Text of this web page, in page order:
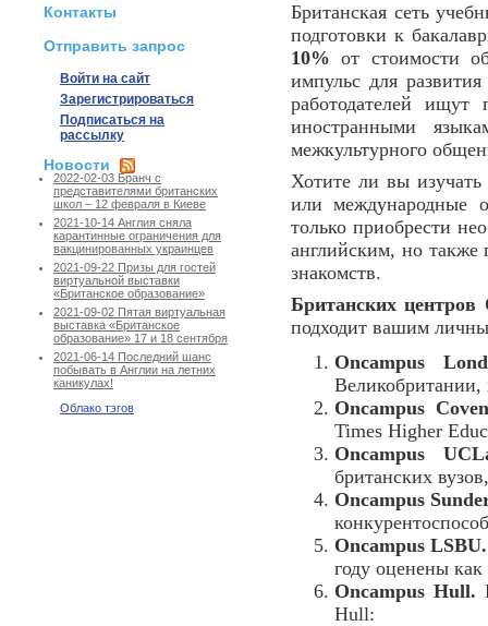
Контакты
Отправить запрос
Войти на сайт
Зарегистрироваться
Подписаться на
рассылку
Новости
2022-02-03 Бранч с
представителями британских
школ – 12 февраля в Киеве
2021-10-14 Англия сняла
карантинные ограничения для
вакцинированных украинцев
2021-09-22 Призы для гостей
виртуальной выставки
«Британское образование»
2021-09-02 Пятая виртуальная
выставка «Британское
образование» 17 и 18 сентября
2021-06-14 Последний шанс
побывать в Англии на летних
каникулах!
Облако тэгов
Британская сеть
подготовки к
10% от стоимости
импульс для
работодателей ищут
иностранными
межкультурного
Хотите ли вы
или международные
только приобрести
английским, но также
знакомств.
Британских центров
подходит вашим
Oncampus
Великобритании,
Oncampus
Times Higher
Oncampus
британских
Oncampus
Oncampus LSBU.
году оценены
Oncampus Hull.
Hull: